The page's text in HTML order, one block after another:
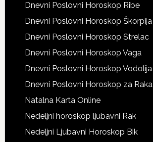
Dnevni Poslovni Horoskop Ribe
Dnevni Poslovni Horoskop Škorpija
Dnevni Poslovni Horoskop Strelac
Dnevni Poslovni Horoskop Vaga
Dnevni Poslovni Horoskop Vodolija
Dnevni Poslovni Horoskop za Raka
Natalna Karta Online
Nedeljni horoskop ljubavni Rak
Nedeljni Ljubavni Horoskop Bik